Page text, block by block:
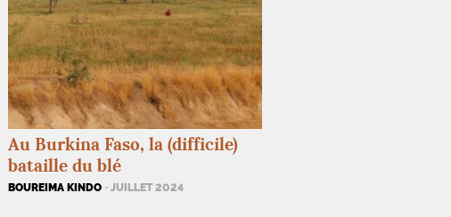
Au Burkina Faso, la (difficile)
bataille du blé
BOUREIMA KINDO · JUILLET 2024